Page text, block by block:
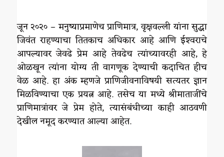
जून २०२० – मनुष्याप्रमाणेच प्राणिमात्र, वृक्षवल्ली यांना सुद्धा
जिवंत राहण्याचा तितकाच अधिकार आहे आणि ईश्‍वराचे
आपल्यावर जेवढे प्रेम आहे तेवढेच त्यांच्यावरही आहे, हे
ओळखून त्यांना योग्य ती वागणूक देण्याची कदाचित हीच
वेळ आहे. हा अंक म्हणजे प्राणिजीवनाविषयी सत्यतर ज्ञान
मिळविण्याचा एक प्रयत्न आहे. तसेच या मध्ये श्रीमाताजींचे
प्राणिमात्रांवर जे प्रेम होते, त्यासंबंधीच्या काही आठवणी
देखील नमूद करण्यात आल्या आहेत.